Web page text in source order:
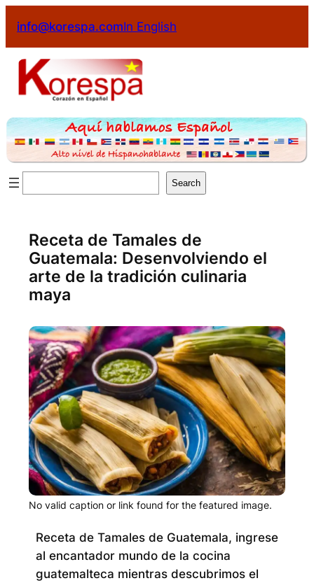
info@korespa.comIn English
Search
Receta de Tamales de
Guatemala: Desenvolviendo el
arte de la tradición culinaria
maya
No valid caption or link found for the featured image.
Receta de Tamales de Guatemala, ingrese
al encantador mundo de la cocina
guatemalteca mientras descubrimos el